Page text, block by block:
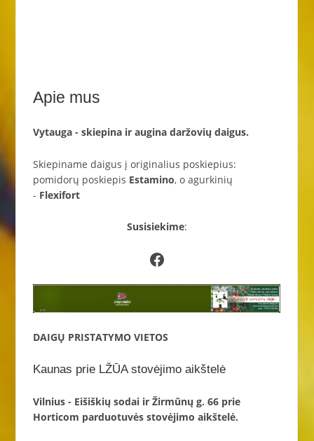
Apie mus
Vytauga - skiepina ir augina daržovių daigus.
Skiepiname daigus į originalius poskiepius:
pomidorų poskiepis Estamino, o agurkinių
- Flexifort
Susisiekime:
Facebook
DAIGŲ PRISTATYMO VIETOS
Kaunas prie LŽŪA stovėjimo aikštelė
Vilnius - Eišiškių sodai ir Žirmūnų g. 66 prie
Horticom parduotuvės stovėjimo aikštelė.